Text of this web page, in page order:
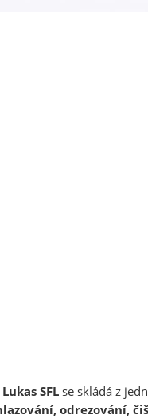
SFLse skládá z
odrezování,